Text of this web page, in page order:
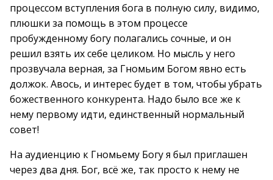
процессом вступления бога в полную силу, видимо,
плюшки за помощь в этом процессе
пробужденному богу полагались сочные, и он
решил взять их себе целиком. Но мысль у него
прозвучала верная, за Гномьим Богом явно есть
должок. Авось, и интерес будет в том, чтобы убрать
божественного конкурента. Надо было все же к
нему первому идти, единственный нормальный
совет!
На аудиенцию к Гномьему Богу я был приглашен
через два дня. Бог, всё же, так просто к нему не